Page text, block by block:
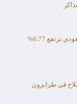
السيولة النقدية في الاقتصاد السعودي ترتفع 6.77%
في طرابزون